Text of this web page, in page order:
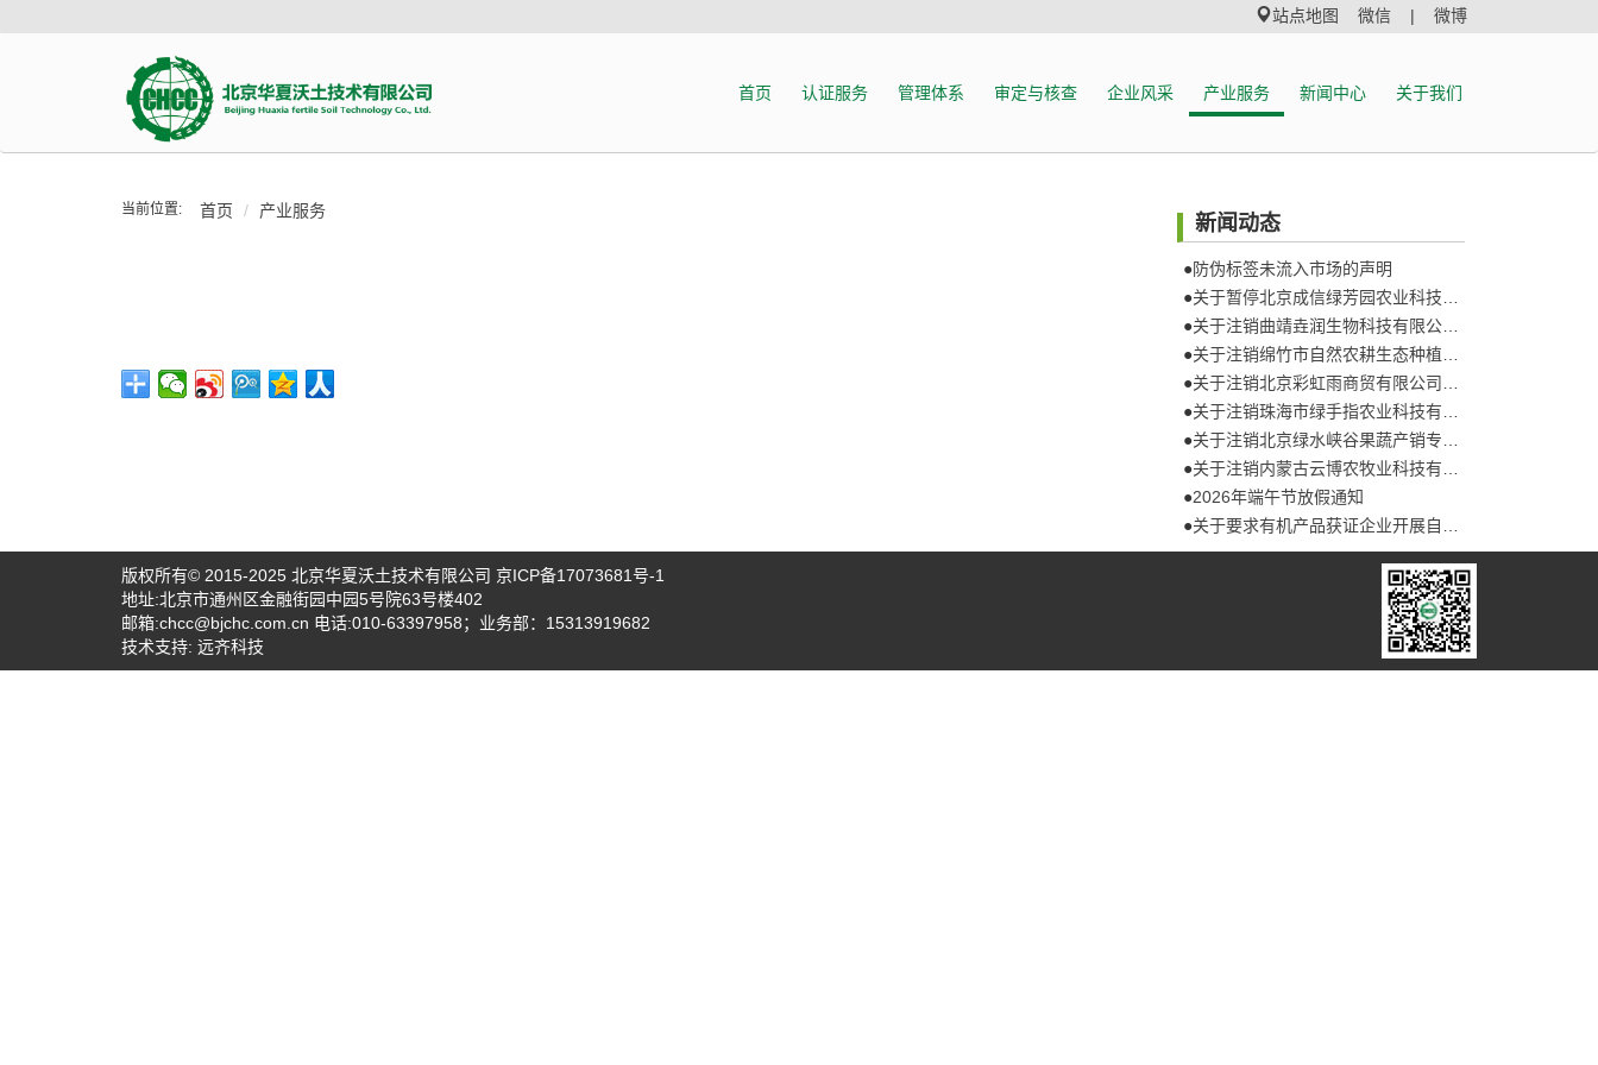
站点地图 微信 | 微博
首页 认证服务 管理体系 审定与核查 企业风采 产业服务 新闻中心 关于我们
当前位置: 首页 产业服务
新闻动态
●防伪标签未流入市场的声明
●关于暂停北京成信绿芳园农业科技发展有限公司有机产品认证证书和认证标志的通知
●关于注销曲靖垚润生物科技有限公司认证证书和认证标志的通知
●关于注销绵竹市自然农耕生态种植专业合作社认证证书和认证标志的通知
●关于注销北京彩虹雨商贸有限公司认证证书和认证标志的通知
●关于注销珠海市绿手指农业科技有限公司认证证书和认证标志的通知
●关于注销北京绿水峡谷果蔬产销专业合作社认证证书和认证标志的通知
●关于注销内蒙古云博农牧业科技有限责任公司认证证书和认证标志的通知
●2026年端午节放假通知
●关于要求有机产品获证企业开展自查的通知
版权所有© 2015-2025 北京华夏沃土技术有限公司 京ICP备17073681号-1
地址:北京市通州区金融街园中园5号院63号楼402
邮箱:chcc@bjchc.com.cn 电话:010-63397958；业务部：15313919682
技术支持: 远齐科技